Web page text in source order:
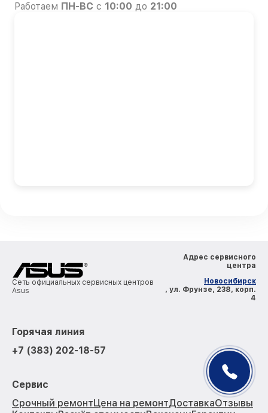
Работаем ПН-ВС с 10:00 до 21:00
Сеть официальных сервисных центров
Asus
Адрес сервисного
центра
Новосибирск
, ул. Фрунзе, 238, корп.
4
Горячая линия
+7 (383) 202-18-57
Сервис
Срочный ремонтЦена на ремонтДоставкаОтзывы